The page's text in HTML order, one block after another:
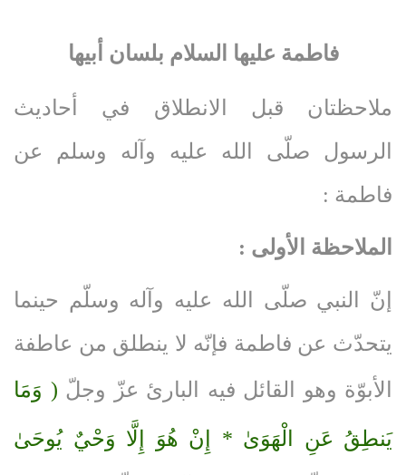
فاطمة عليها السلام بلسان أبيها
ملاحظتان قبل الانطلاق في أحاديث
الرسول صلّى‌ الله‌ عليه‌ وآله‌ وسلم عن
فاطمة :
الملاحظة الأولى :
إنّ النبي صلّى‌ الله‌ عليه‌ وآله‌ وسلّم حينما
يتحدّث عن فاطمة فإنّه لا ينطلق من عاطفة
الأبوّة وهو القائل فيه البارئ عزّ وجلّ ( وَمَا
يَنطِقُ عَنِ الْهَوَىٰ * إِنْ هُوَ إِلَّا وَحْيٌ يُوحَىٰ